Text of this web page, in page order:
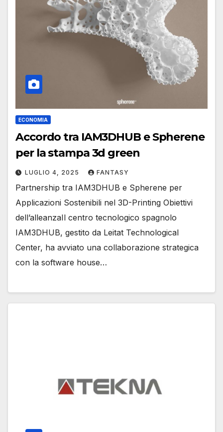
ECONOMIA
Accordo tra IAM3DHUB e Spherene
per la stampa 3d green
LUGLIO 4, 2025 FANTASY
Partnership tra IAM3DHUB e Spherene per
Applicazioni Sostenibili nel 3D-Printing Obiettivi
dell’alleanzaIl centro tecnologico spagnolo
IAM3DHUB, gestito da Leitat Technological
Center, ha avviato una collaborazione strategica
con la software house…